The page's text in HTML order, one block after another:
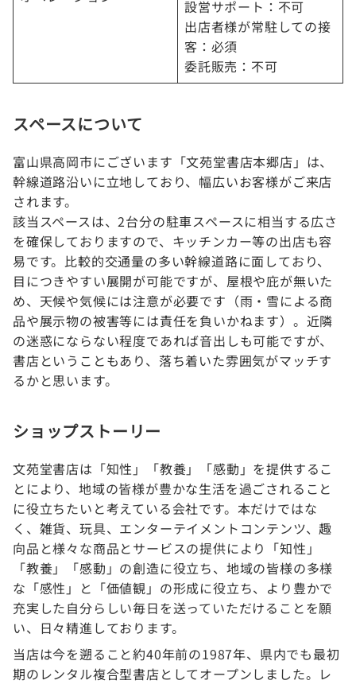
設営サポート：不可
出店者様が常駐しての接
客：必須
委託販売：不可
スペースについて
富山県高岡市にございます「文苑堂書店本郷店」は、
幹線道路沿いに立地しており、幅広いお客様がご来店
されます。
該当スペースは、2台分の駐車スペースに相当する広さ
を確保しておりますので、キッチンカー等の出店も容
易です。比較的交通量の多い幹線道路に面しており、
目につきやすい展開が可能ですが、屋根や庇が無いた
め、天候や気候には注意が必要です（雨・雪による商
品や展示物の被害等には責任を負いかねます）。近隣
の迷惑にならない程度であれば音出しも可能ですが、
書店ということもあり、落ち着いた雰囲気がマッチす
るかと思います。
ショップストーリー
文苑堂書店は「知性」「教養」「感動」を提供するこ
とにより、地域の皆様が豊かな生活を過ごされること
に役立ちたいと考えている会社です。本だけではな
く、雑貨、玩具、エンターテイメントコンテンツ、趣
向品と様々な商品とサービスの提供により「知性」
「教養」「感動」の創造に役立ち、地域の皆様の多様
な「感性」と「価値観」の形成に役立ち、より豊かで
充実した自分らしい毎日を送っていただけることを願
い、日々精進しております。
当店は今を遡ること約40年前の1987年、県内でも最初
期のレンタル複合型書店としてオープンしました。レ